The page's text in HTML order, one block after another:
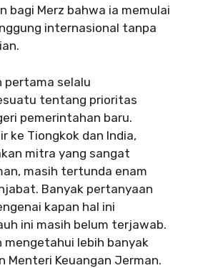
bagi Merz bahwa ia memulai
internasional tanpa
pertama selalu
tentang prioritas
pemerintahan baru.
ke Tiongkok dan India,
mitra yang sangat
masih tertunda enam
Banyak pertanyaan
kapan hal ini
ini masih belum terjawab.
mengetahui lebih banyak
Menteri Keuangan Jerman.